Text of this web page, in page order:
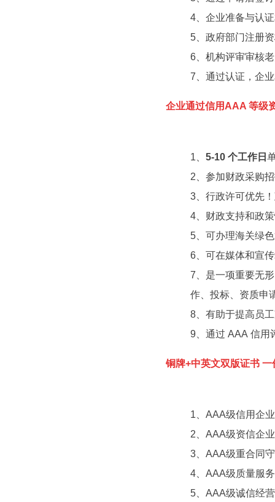
4、企业准备与认
5、政府部门注册
6、机构评审审核
7、通过认证，企
企业通过信用AAA 等级
1、 5-10 个工作日
2、参加财政采购
3、行政许可优先
4、财政支持和政
5、可办理海关绿
6、可在媒体和宣
7、是一项重要无
作、投标、资质申
8、有助于提高员
9、通过 AAA 信用
铜牌+中英文双版证书 一
1、AAA级信用企业
2、AAA级资信企业
3、AAA级重合同
4、AAA级质量服
5、AAA级诚信经